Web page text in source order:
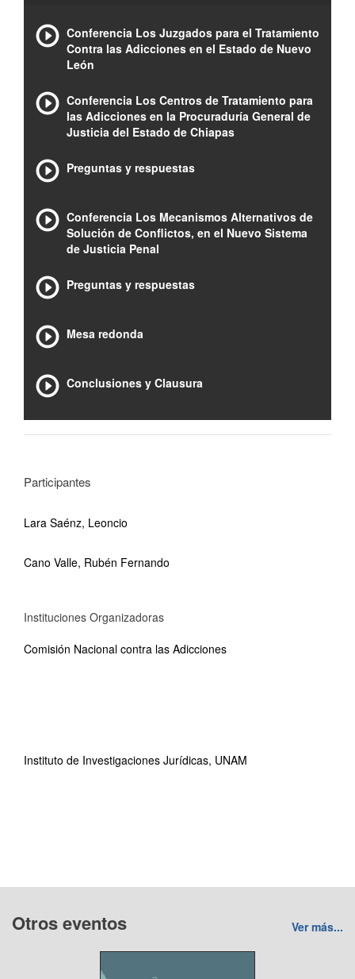
Conferencia Los Juzgados para el Tratamiento
Contra las Adicciones en el Estado de Nuevo
León
Conferencia Los Centros de Tratamiento para
las Adicciones en la Procuraduría General de
Justicia del Estado de Chiapas
Preguntas y respuestas
Conferencia Los Mecanismos Alternativos de
Solución de Conflictos, en el Nuevo Sistema
de Justicia Penal
Preguntas y respuestas
Mesa redonda
Conclusiones y Clausura
Participantes
Lara Saénz, Leoncio
Cano Valle, Rubén Fernando
Instituciones Organizadoras
Comisión Nacional contra las Adicciones
Instituto de Investigaciones Jurídicas, UNAM
Otros eventos Ver más...